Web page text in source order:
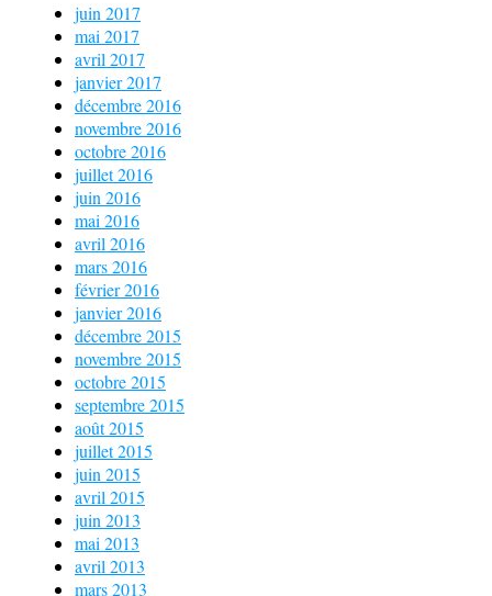
juin 2017
mai 2017
avril 2017
janvier 2017
décembre 2016
novembre 2016
octobre 2016
juillet 2016
juin 2016
mai 2016
avril 2016
mars 2016
février 2016
janvier 2016
décembre 2015
novembre 2015
octobre 2015
septembre 2015
août 2015
juillet 2015
juin 2015
avril 2015
juin 2013
mai 2013
avril 2013
mars 2013